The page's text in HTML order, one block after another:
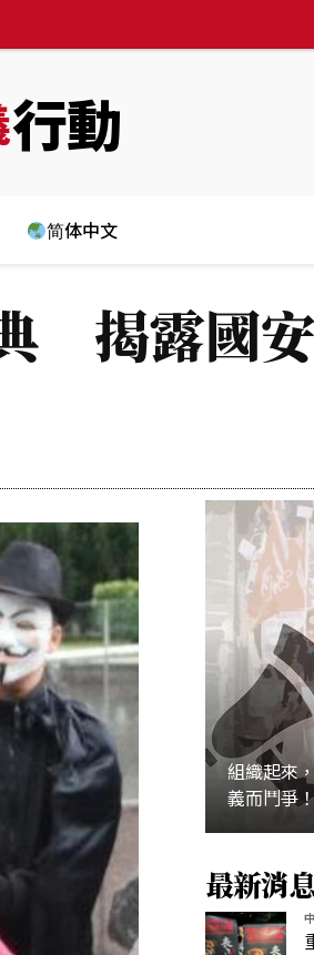
行動
简体中文
揭露國
組織起來
義而鬥爭
加入
最新消